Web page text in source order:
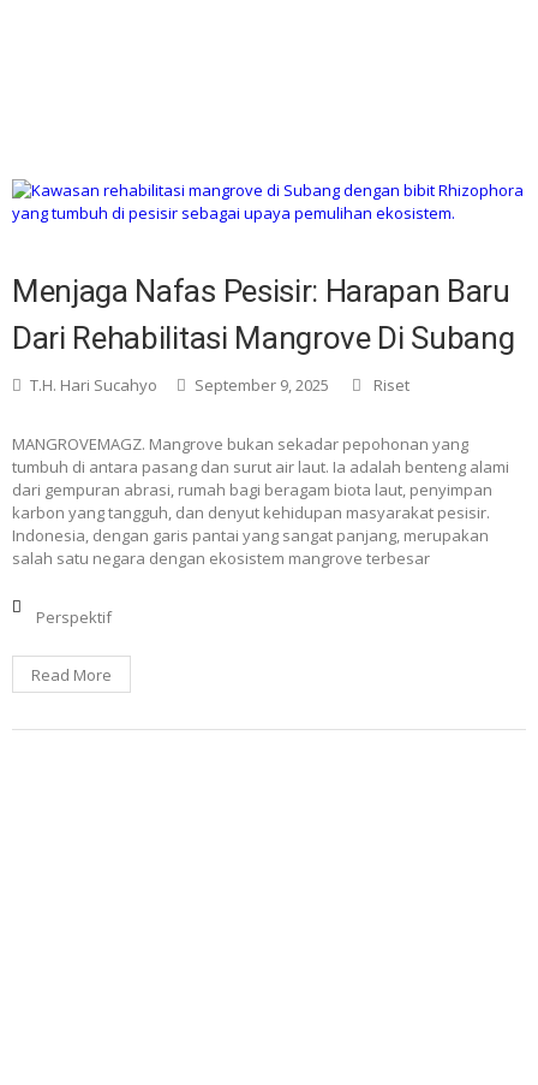
Menjaga Nafas Pesisir: Harapan Baru
Dari Rehabilitasi Mangrove Di Subang
T.H. Hari Sucahyo September 9, 2025 Riset
MANGROVEMAGZ. Mangrove bukan sekadar pepohonan yang
tumbuh di antara pasang dan surut air laut. Ia adalah benteng alami
dari gempuran abrasi, rumah bagi beragam biota laut, penyimpan
karbon yang tangguh, dan denyut kehidupan masyarakat pesisir.
Indonesia, dengan garis pantai yang sangat panjang, merupakan
salah satu negara dengan ekosistem mangrove terbesar
Perspektif
Read More